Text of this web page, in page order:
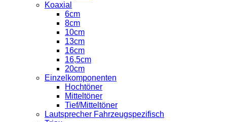
Koaxial
6cm
8cm
10cm
13cm
16cm
16,5cm
20cm
Einzelkomponenten
Hochtöner
Mitteltöner
Tief/Mitteltöner
Lautsprecher Fahrzeugspezifisch